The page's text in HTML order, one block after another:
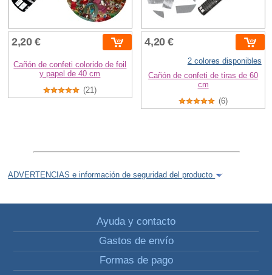
2,20 €
Cañón de confeti colorido de foil
y papel de 40 cm
(21)
4,20 €
2 colores disponibles
Cañón de confeti de tiras de 60
cm
(6)
ADVERTENCIAS e información de seguridad del producto
Ayuda y contacto
Gastos de envío
Formas de pago